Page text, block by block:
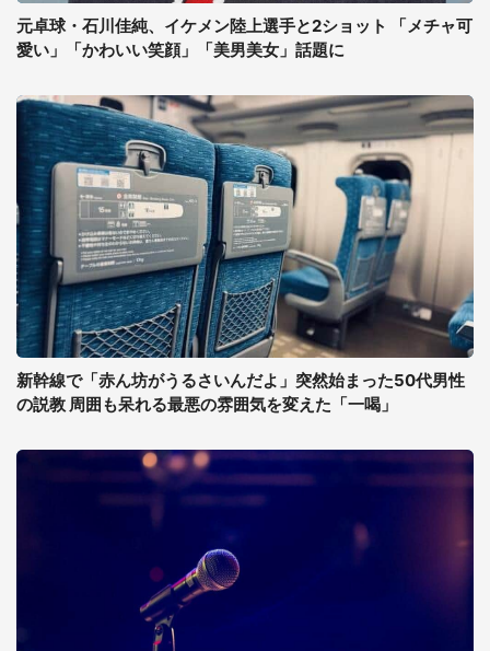
元卓球・石川佳純、イケメン陸上選手と2ショット 「メチャ可
愛い」「かわいい笑顔」「美男美女」話題に
新幹線で「赤ん坊がうるさいんだよ」突然始まった50代男性
の説教 周囲も呆れる最悪の雰囲気を変えた「一喝」